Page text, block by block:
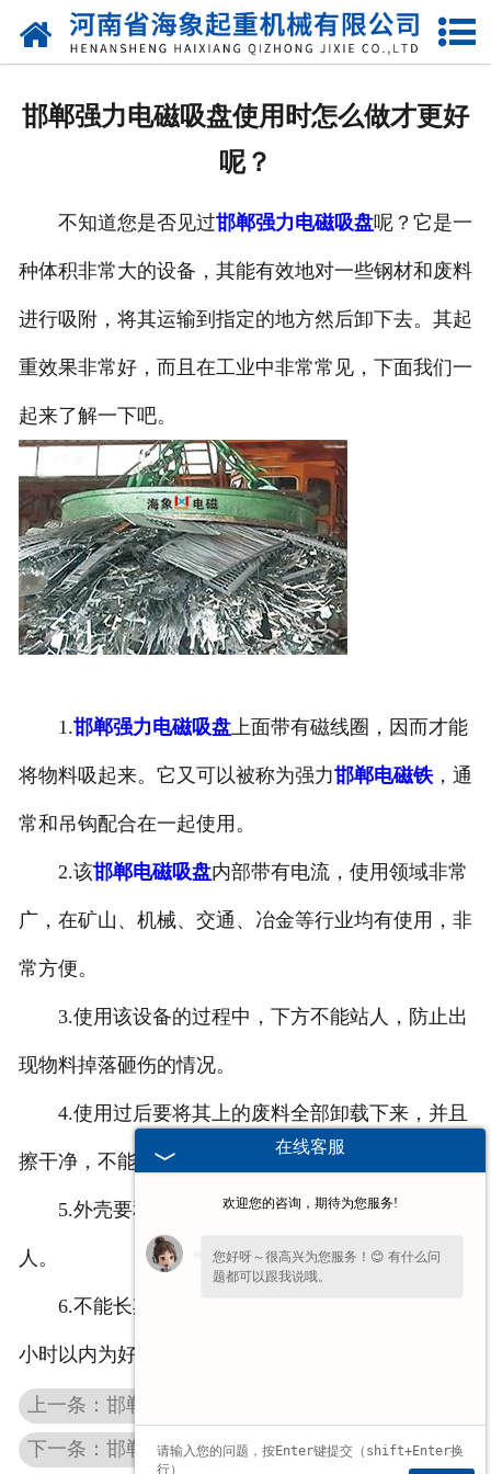
网站首页
厂区一角
案例展示
邯郸强力电磁吸盘使用时怎么做才更好
呢？
不知道您是否见过邯郸强力电磁吸盘呢？它是一
种体积非常大的设备，其能有效地对一些钢材和废料
进行吸附，将其运输到指定的地方然后卸下去。其起
重效果非常好，而且在工业中非常常见，下面我们一
起来了解一下吧。
1.邯郸强力电磁吸盘上面带有磁线圈，因而才能
将物料吸起来。它又可以被称为强力邯郸电磁铁，通
常和吊钩配合在一起使用。
2.该邯郸电磁吸盘内部带有电流，使用领域非常
广，在矿山、机械、交通、冶金等行业均有使用，非
常方便。
3.使用该设备的过程中，下方不能站人，防止出
现物料掉落砸伤的情况。
4.使用过后要将其上的废料全部卸载下来，并且
擦干净，不能有杂物。
5.外壳要和地面接触，不能悬在空中，容易伤到
人。
6.不能长期使用，夏季在8小时以内，冬季在12
小时以内为好。
下一条：邯郸起重电磁吸盘使用过程中要留意这些事情
在线客服
欢迎您的咨询，期待为您服务!
您好呀～很高兴为您服务！😊 有什么问
题都可以跟我说哦。